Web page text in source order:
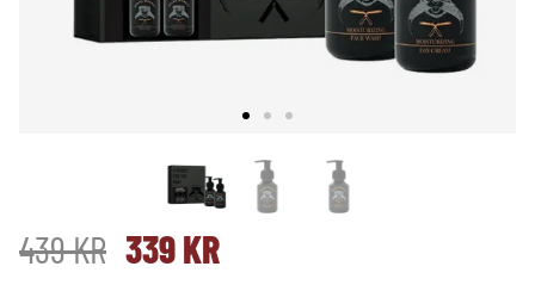
439KR DET
339KRDET